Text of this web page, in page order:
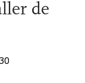
de